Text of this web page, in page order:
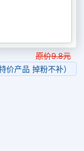
原价9.8元
产品 掉粉不补）